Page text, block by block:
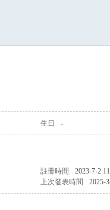
生日 -
註冊時間
2023-7-2
上次發表時間 2025-